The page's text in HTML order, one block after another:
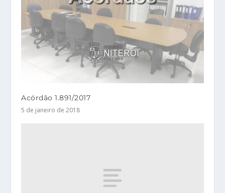
Acórdão 1.891/2017
5 de janeiro de 2018